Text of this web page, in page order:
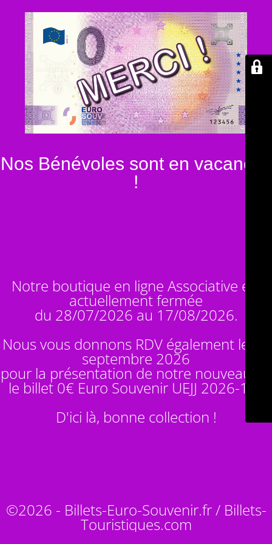
Nos Bénévoles sont en vacances
!
Notre boutique en ligne Associative est
actuellement fermée
du 28/07/2026 au 17/08/2026.
Nous vous donnons RDV également le 14
septembre 2026
pour la présentation de notre nouveauté :
le billet 0€ Euro Souvenir UEJJ 2026-10
D'ici là, bonne collection !
©2026 - Billets-Euro-Souvenir.fr / Billets-
Touristiques.com